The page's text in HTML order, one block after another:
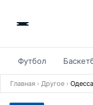
Футбол
Главная › Другое ›